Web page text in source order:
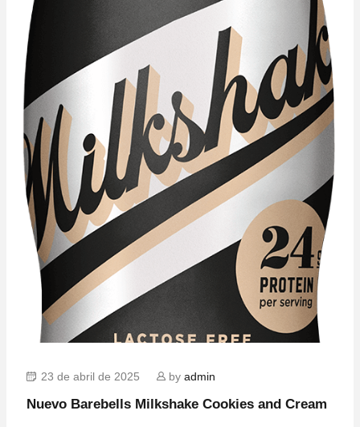
23 de abril de 2025 by admin
Nuevo Barebells Milkshake Cookies and Cream